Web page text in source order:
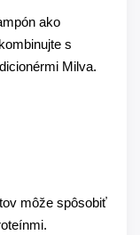
ako
s
Milva.
môže spôsobiť